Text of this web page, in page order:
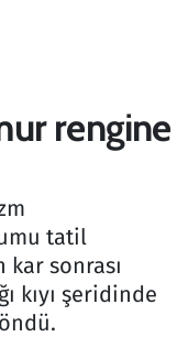
rengine
tatil
sonrası
kıyı şeridinde